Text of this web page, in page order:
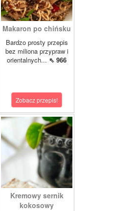
Makaron po chińsku
Bardzo prosty przepis
bez miliona przypraw i
orientalnych... ⇖ 966
Zobacz przepis!
Kremowy sernik
kokosowy